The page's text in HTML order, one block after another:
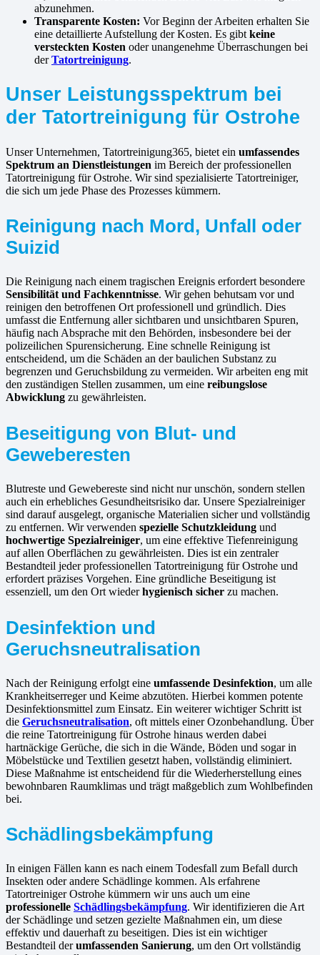
abzunehmen.
Transparente Kosten: Vor Beginn der Arbeiten erhalten Sie
eine detaillierte Aufstellung der Kosten. Es gibt keine
versteckten Kosten oder unangenehme Überraschungen bei
derTatortreinigung.
Unser Leistungsspektrum bei
der Tatortreinigung für Ostrohe
Unser Unternehmen, Tatortreinigung365, bietet ein umfassendes
Spektrum an Dienstleistungen im Bereich der professionellen
Tatortreinigung für Ostrohe. Wir sind spezialisierte Tatortreiniger,
die sich um jede Phase des Prozesses kümmern.
Reinigung nach Mord, Unfall oder
Suizid
Die Reinigung nach einem tragischen Ereignis erfordert besondere
Sensibilität und Fachkenntnisse. Wir gehen behutsam vor und
reinigen den betroffenen Ort professionell und gründlich. Dies
umfasst die Entfernung aller sichtbaren und unsichtbaren Spuren,
häufig nach Absprache mit den Behörden, insbesondere bei der
polizeilichen Spurensicherung. Eine schnelle Reinigung ist
entscheidend, um die Schäden an der baulichen Substanz zu
begrenzen und Geruchsbildung zu vermeiden. Wir arbeiten eng mit
den zuständigen Stellen zusammen, um eine reibungslose
Abwicklung zu gewährleisten.
Beseitigung von Blut- und
Geweberesten
Blutreste und Gewebereste sind nicht nur unschön, sondern stellen
auch ein erhebliches Gesundheitsrisiko dar. Unsere Spezialreiniger
sind darauf ausgelegt, organische Materialien sicher und vollständig
zu entfernen. Wir verwenden spezielle Schutzkleidung und
hochwertige Spezialreiniger, um eine effektive Tiefenreinigung
auf allen Oberflächen zu gewährleisten. Dies ist ein zentraler
Bestandteil jeder professionellen Tatortreinigung für Ostrohe und
erfordert präzises Vorgehen. Eine gründliche Beseitigung ist
essenziell, um den Ort wiederhygienisch sicher zu machen.
Desinfektion und
Geruchsneutralisation
Nach der Reinigung erfolgt eine umfassende Desinfektion, um alle
Krankheitserreger und Keime abzutöten. Hierbei kommen potente
Desinfektionsmittel zum Einsatz. Ein weiterer wichtiger Schritt ist
die Geruchsneutralisation, oft mittels einer Ozonbehandlung. Über
die reine Tatortreinigung für Ostrohe hinaus werden dabei
hartnäckige Gerüche, die sich in die Wände, Böden und sogar in
Möbelstücke und Textilien gesetzt haben, vollständig eliminiert.
Diese Maßnahme ist entscheidend für die Wiederherstellung eines
bewohnbaren Raumklimas und trägt maßgeblich zum Wohlbefinden
bei.
Schädlingsbekämpfung
In einigen Fällen kann es nach einem Todesfall zum Befall durch
Insekten oder andere Schädlinge kommen. Als erfahrene
Tatortreiniger Ostrohe kümmern wir uns auch um eine
professionelle Schädlingsbekämpfung. Wir identifizieren die Art
der Schädlinge und setzen gezielte Maßnahmen ein, um diese
effektiv und dauerhaft zu beseitigen. Dies ist ein wichtiger
Bestandteil derumfassenden Sanierung, um den Ort vollständig